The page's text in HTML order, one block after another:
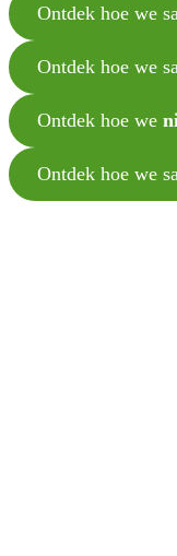
Ontdek hoe we
Ontdek hoe we
Ontdek hoe we
Ontdek hoe we